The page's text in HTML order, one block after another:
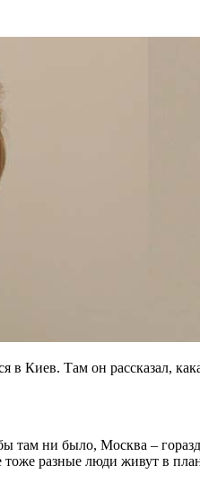
Киев. Там он рассказал,
там ни было, Москва –
разные люди живут в